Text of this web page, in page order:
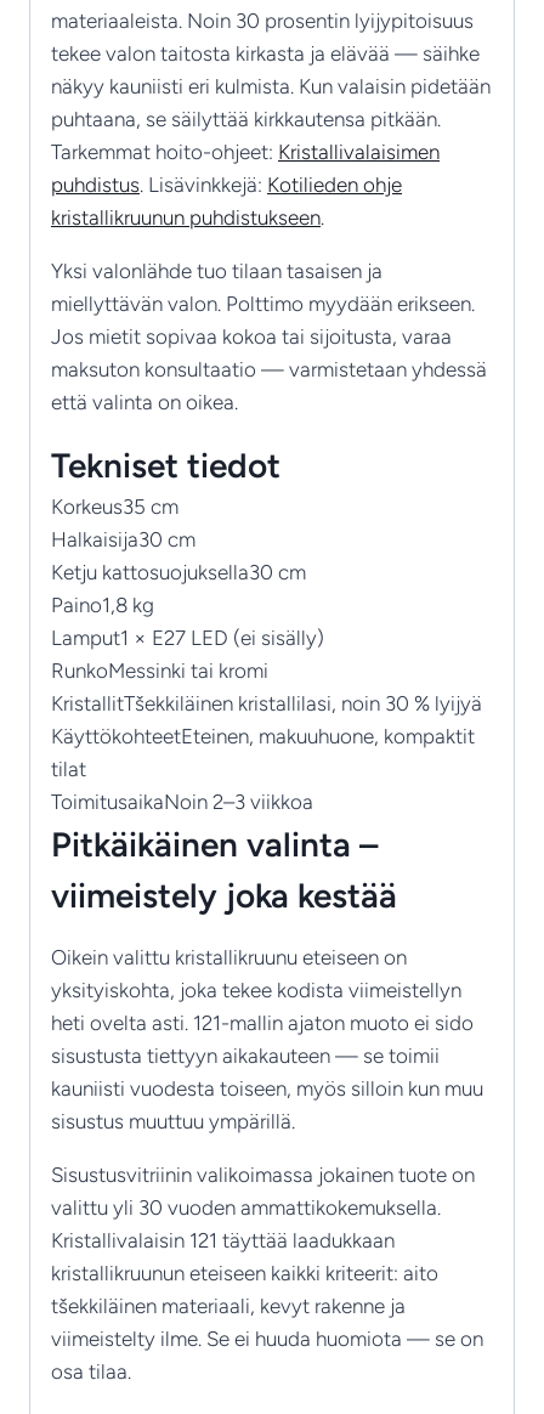
materiaaleista. Noin 30 prosentin lyijypitoisuus
tekee valon taitosta kirkasta ja elävää — säihke
näkyy kauniisti eri kulmista. Kun valaisin pidetään
puhtaana, se säilyttää kirkkautensa pitkään.
Tarkemmat hoito-ohjeet: Kristallivalaisimen
puhdistus. Lisävinkkejä: Kotilieden ohje
kristallikruunun puhdistukseen.
Yksi valonlähde tuo tilaan tasaisen ja
miellyttävän valon. Polttimo myydään erikseen.
Jos mietit sopivaa kokoa tai sijoitusta, varaa
maksuton konsultaatio — varmistetaan yhdessä
että valinta on oikea.
Tekniset tiedot
Korkeus35 cm
Halkaisija30 cm
Ketju kattosuojuksella30 cm
Paino1,8 kg
Lamput1 × E27 LED (ei sisälly)
RunkoMessinki tai kromi
KristallitTšekkiläinen kristallilasi, noin 30 % lyijyä
KäyttökohteetEteinen, makuuhuone, kompaktit
tilat
ToimitusaikaNoin 2–3 viikkoa
Pitkäikäinen valinta –
viimeistely joka kestää
Oikein valittu kristallikruunu eteiseen on
yksityiskohta, joka tekee kodista viimeistellyn
heti ovelta asti. 121-mallin ajaton muoto ei sido
sisustusta tiettyyn aikakauteen — se toimii
kauniisti vuodesta toiseen, myös silloin kun muu
sisustus muuttuu ympärillä.
Sisustusvitriinin valikoimassa jokainen tuote on
valittu yli 30 vuoden ammattikokemuksella.
Kristallivalaisin 121 täyttää laadukkaan
kristallikruunun eteiseen kaikki kriteerit: aito
tšekkiläinen materiaali, kevyt rakenne ja
viimeistelty ilme. Se ei huuda huomiota — se on
osa tilaa.